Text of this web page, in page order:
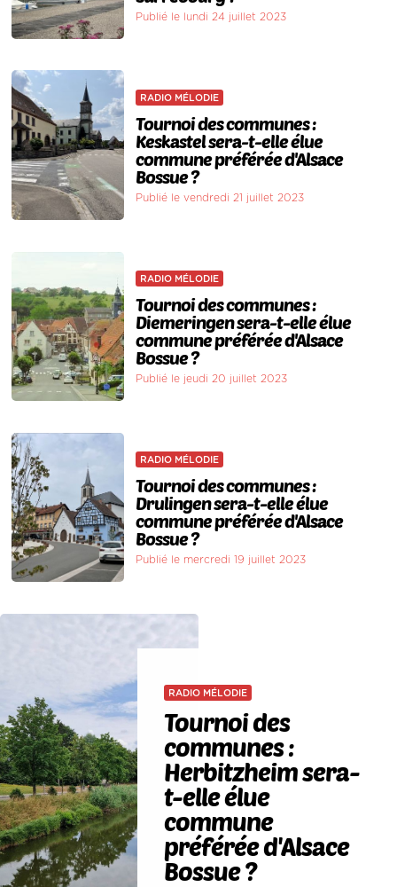
Publié le lundi 24 juillet 2023
RADIO MÉLODIE
Tournoi des communes :
Keskastel sera-t-elle élue
commune préférée d'Alsace
Bossue ?
Publié le vendredi 21 juillet 2023
RADIO MÉLODIE
Tournoi des communes :
Diemeringen sera-t-elle élue
commune préférée d'Alsace
Bossue ?
Publié le jeudi 20 juillet 2023
RADIO MÉLODIE
Tournoi des communes :
Drulingen sera-t-elle élue
commune préférée d'Alsace
Bossue ?
Publié le mercredi 19 juillet 2023
RADIO MÉLODIE
Tournoi des
communes :
Herbitzheim sera-
t-elle élue
commune
préférée d'Alsace
Bossue ?